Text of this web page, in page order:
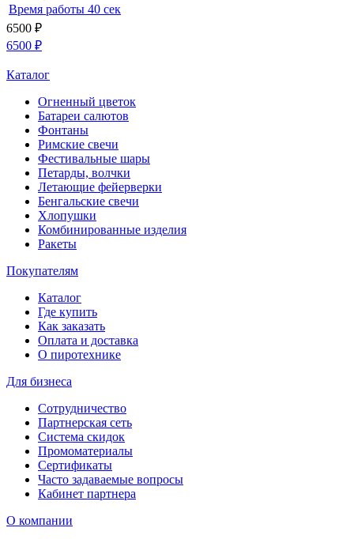
Время работы 40 сек
6500 ₽
6500 ₽
Каталог
Огненный цветок
Батареи салютов
Фонтаны
Римские свечи
Фестивальные шары
Петарды, волчки
Летающие фейерверки
Бенгальские свечи
Хлопушки
Комбинированные изделия
Ракеты
Покупателям
Каталог
Где купить
Как заказать
Оплата и доставка
О пиротехнике
Для бизнеса
Сотрудничество
Партнерская сеть
Система скидок
Промоматериалы
Сертификаты
Часто задаваемые вопросы
Кабинет партнера
О компании